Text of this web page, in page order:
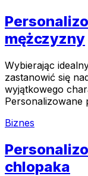
mężczyzny
Wybierając
zastanowić się
wyjątkowego
Personalizowane
Biznes
chlopaka